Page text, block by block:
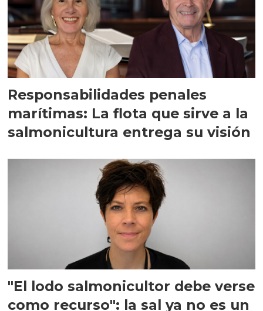
Responsabilidades penales
marítimas: La flota que sirve a la
salmonicultura entrega su visión
"El lodo salmonicultor debe verse
como recurso": la sal ya no es un